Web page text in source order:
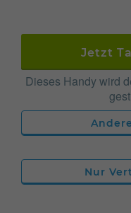
Jetzt
Dieses Handy wird
Nur